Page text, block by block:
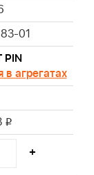
01
PIN
в агрегатах
i
+